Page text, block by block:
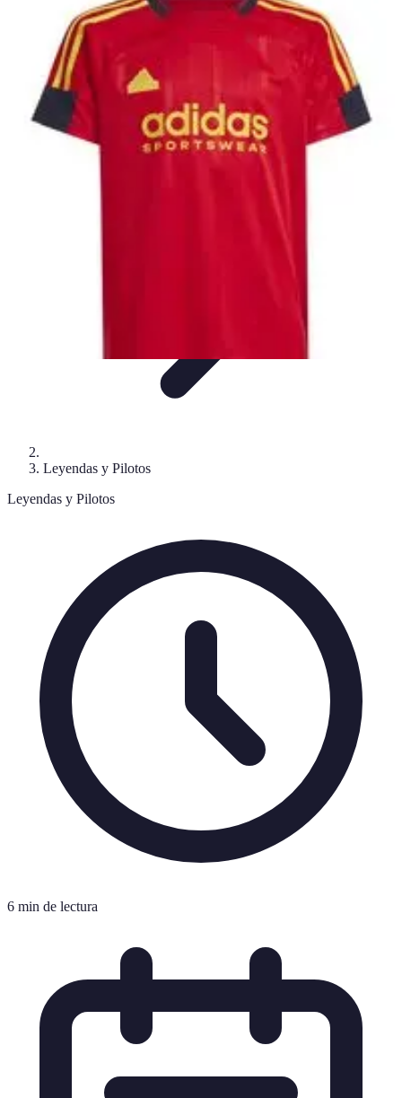
Leyendas F1
Historia y Legado
Historias de PilotosEstrategias
de CarreraPilotos Legendarios
Leyendas F1
Leyendas y Pilotos
Leyendas y Pilotos
6 min de lectura